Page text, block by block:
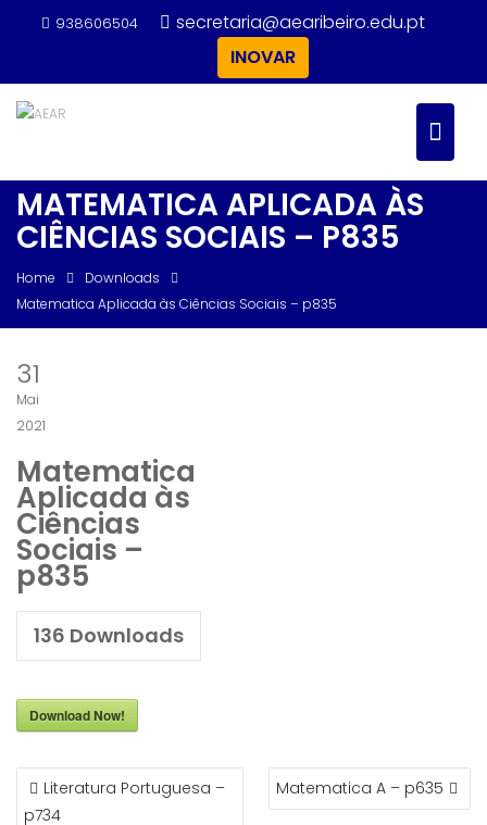
938606504
secretaria@aearibeiro.edu.pt
INOVAR
MATEMATICA APLICADA ÀS
CIÊNCIAS SOCIAIS – P835
Home
Downloads
Matematica Aplicada às Ciências Sociais – p835
31
Mai
2021
Matematica
Aplicada às
Ciências
Sociais –
p835
136 Downloads
Download Now!
NAVEGAÇÃO
DELiteratura Portuguesa –
p734
Matematica A – p635